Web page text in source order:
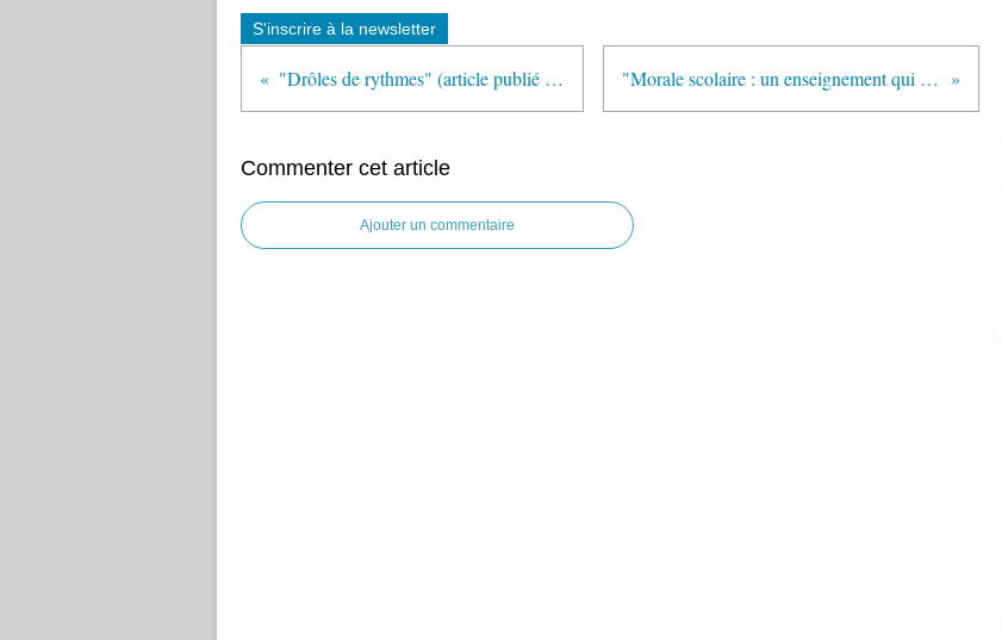
S'inscrire à la newsletter
"Drôles de rythmes" (article publié sur son blog par Claude Lelièvre) "Morale scolaire : un enseignement qui cherche sa voie" (Café pédagogique)
Commenter cet article
Ajouter un commentaire